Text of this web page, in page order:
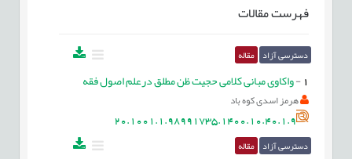
فهرست مقالات
دسترسی آزاد مقاله
-واکاوی مبانی کلامی حجیت ظن مطلق درعلم اصول فقه
هرمز اسدی کوه باد
20.1001.1.98991735.1400.10.40.1.9
دسترسی آزاد مقاله